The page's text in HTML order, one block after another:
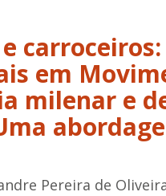
em
milenar e
Pereira de